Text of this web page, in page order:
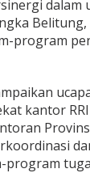
dalam
program
kantor
program